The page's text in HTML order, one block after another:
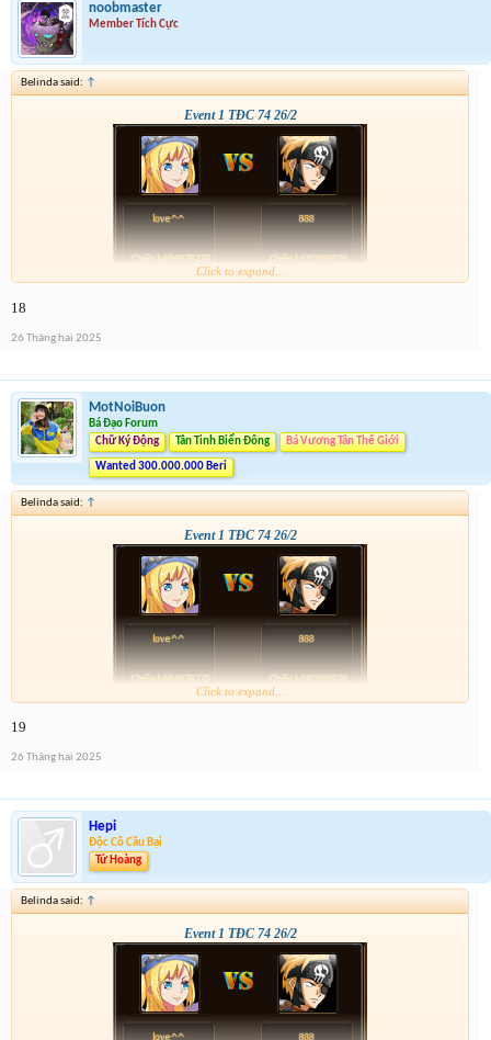
noobmaster
Member Tích Cực
Belinda said: ↑
Event 1 TĐC 74 26/2
Click to expand...
18
26 Tháng hai 2025
MotNoiBuon
Bá Đạo Forum
Chữ Ký Động
Tân Tinh Biển Đông Bá Vương Tân Thế Giới
Wanted 300.000.000 Beri
Belinda said: ↑
Event 1 TĐC 74 26/2
Click to expand...
19
26 Tháng hai 2025
Hepi
Độc Cô Cầu Bại
Tứ Hoàng
Belinda said: ↑
Event 1 TĐC 74 26/2